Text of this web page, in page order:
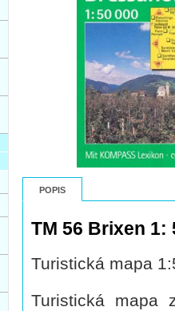
POPIS
TM 56 Brixen 1:
Turistická mapa
Turistická mapa